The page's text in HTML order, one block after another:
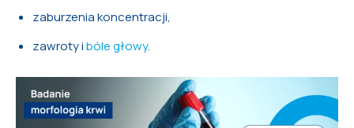
zaburzenia koncentracji,
zawroty ibóle głowy.